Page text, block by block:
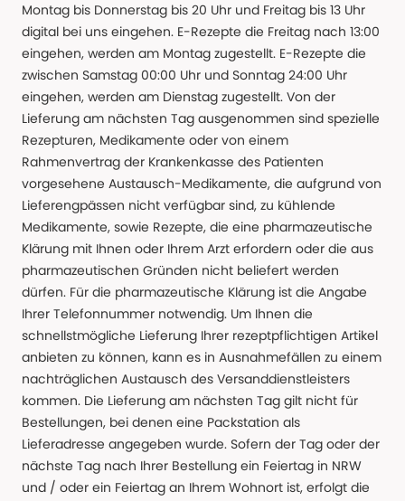
Montag bis Donnerstag bis 20 Uhr und Freitag bis 13 Uhr
digital bei uns eingehen. E-Rezepte die Freitag nach 13:00
eingehen, werden am Montag zugestellt. E-Rezepte die
zwischen Samstag 00:00 Uhr und Sonntag 24:00 Uhr
eingehen, werden am Dienstag zugestellt. Von der
Lieferung am nächsten Tag ausgenommen sind spezielle
Rezepturen, Medikamente oder von einem
Rahmenvertrag der Krankenkasse des Patienten
vorgesehene Austausch-Medikamente, die aufgrund von
Lieferengpässen nicht verfügbar sind, zu kühlende
Medikamente, sowie Rezepte, die eine pharmazeutische
Klärung mit Ihnen oder Ihrem Arzt erfordern oder die aus
pharmazeutischen Gründen nicht beliefert werden
dürfen. Für die pharmazeutische Klärung ist die Angabe
Ihrer Telefonnummer notwendig. Um Ihnen die
schnellstmögliche Lieferung Ihrer rezeptpflichtigen Artikel
anbieten zu können, kann es in Ausnahmefällen zu einem
nachträglichen Austausch des Versanddienstleisters
kommen. Die Lieferung am nächsten Tag gilt nicht für
Bestellungen, bei denen eine Packstation als
Lieferadresse angegeben wurde. Sofern der Tag oder der
nächste Tag nach Ihrer Bestellung ein Feiertag in NRW
und / oder ein Feiertag an Ihrem Wohnort ist, erfolgt die